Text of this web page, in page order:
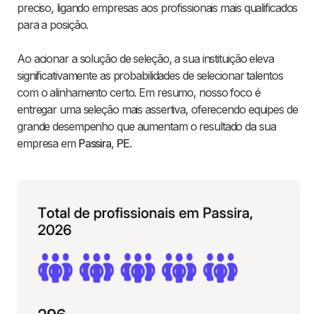
preciso, ligando empresas aos profissionais mais qualificados
para a posição.
Ao acionar a solução de seleção, a sua instituição eleva
significativamente as probabilidades de selecionar talentos
com o alinhamento certo. Em resumo, nosso foco é
entregar uma seleção mais assertiva, oferecendo equipes de
grande desempenho que aumentam o resultado da sua
empresa em Passira, PE.